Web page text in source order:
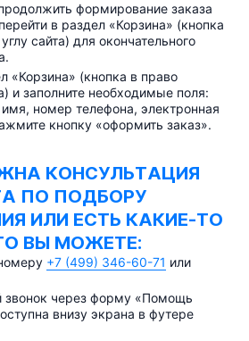
формирование заказа
в раздел «Корзина» (кнопка
сайта) для окончательного
«Корзина» (кнопка в право
и заполните необходимые поля:
номер телефона, электронная
кнопку «оформить заказ».
КОНСУЛЬТАЦИЯ
ПО ПОДБОРУ
ИЛИ ЕСТЬ КАКИЕ-ТО
ВЫ МОЖЕТЕ:
+7 (499) 346-60-71 или
звонок через форму «Помощь
внизу экрана в футере